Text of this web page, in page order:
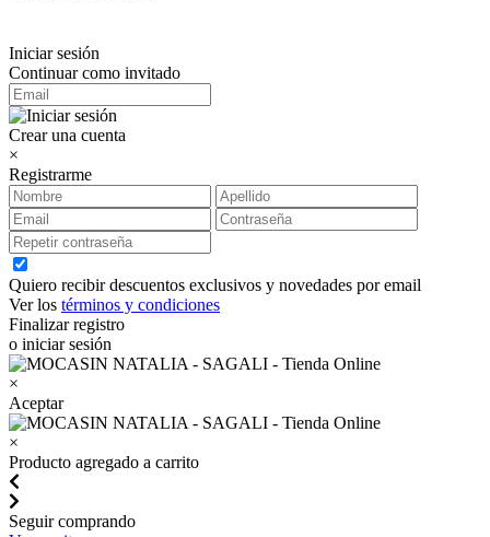
Iniciar sesión
Continuar como invitado
Crear una cuenta
×
Registrarme
Quiero recibir descuentos exclusivos y novedades por email
Ver los términos y condiciones
Finalizar registro
o iniciar sesión
×
Aceptar
×
Producto agregado a carrito
Seguir comprando